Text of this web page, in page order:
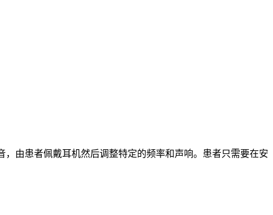
由患者佩戴耳机然后调整特定的频率和声响。患者只需要在安